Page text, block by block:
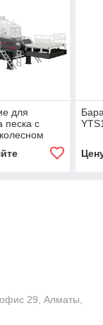
для
песка с
29, Алматы,